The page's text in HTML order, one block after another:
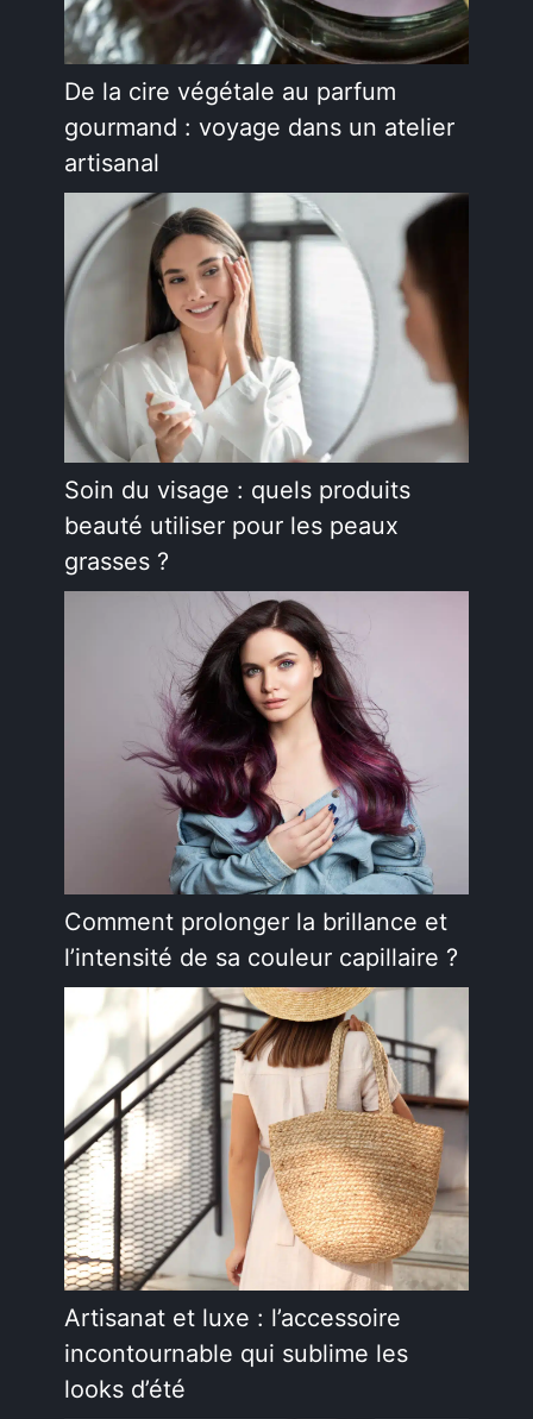
De la cire végétale au parfum
gourmand : voyage dans un atelier
artisanal
Soin du visage : quels produits
beauté utiliser pour les peaux
grasses ?
Comment prolonger la brillance et
l’intensité de sa couleur capillaire ?
Artisanat et luxe : l’accessoire
incontournable qui sublime les
looks d’été